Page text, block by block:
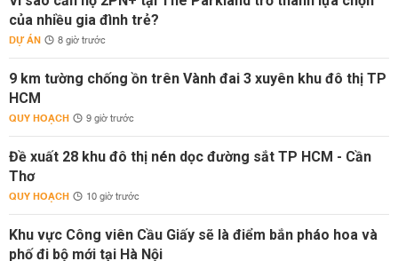
của nhiều gia đình trẻ?
DỰ ÁN 8 giờ trước
9 km tường chống ồn trên Vành đai 3 xuyên khu đô thị TP
HCM
QUY HOẠCH 9 giờ trước
Đề xuất 28 khu đô thị nén dọc đường sắt TP HCM - Cần
Thơ
QUY HOẠCH 10 giờ trước
Khu vực Công viên Cầu Giấy sẽ là điểm bắn pháo hoa và
phố đi bộ mới tại Hà Nội